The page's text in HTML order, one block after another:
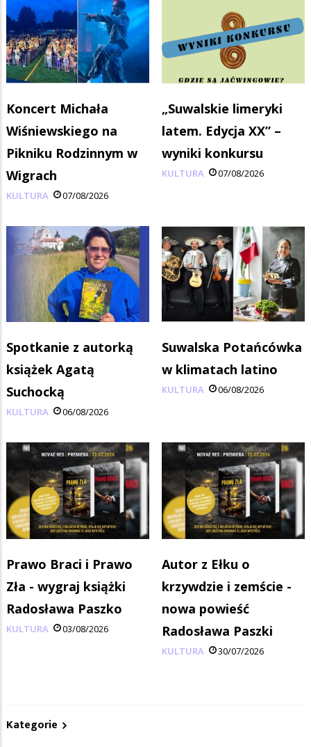
Koncert Michała
Wiśniewskiego na
Pikniku Rodzinnym w
Wigrach
KULTURA 07/08/2026
„Suwalskie limeryki
latem. Edycja XX” –
wyniki konkursu
KULTURA 07/08/2026
Spotkanie z autorką
książek Agatą
Suchocką
KULTURA 06/08/2026
Suwalska Potańcówka
w klimatach latino
KULTURA 06/08/2026
Prawo Braci i Prawo
Zła - wygraj książki
Radosława Paszko
KULTURA 03/08/2026
Autor z Ełku o
krzywdzie i zemście -
nowa powieść
Radosława Paszki
KULTURA 30/07/2026
Kategorie